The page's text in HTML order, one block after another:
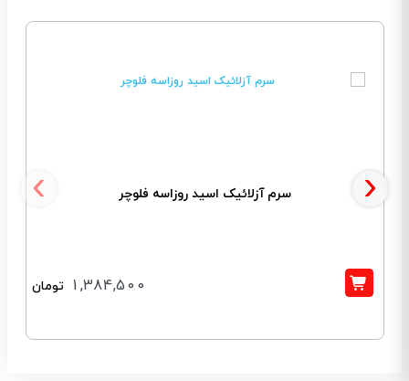
سرم آزلائیک اسید روزاسه فلوچر
1,384,500 تومان
‹ ›